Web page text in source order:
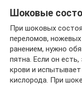
Шоковые
При шоковых
переломов, ножевых
ранением, нужно
пятна. Если он
крови и
кислорода. При